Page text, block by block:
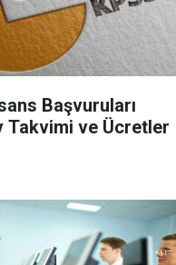
Başvuruları
Takvimi ve Ücretler